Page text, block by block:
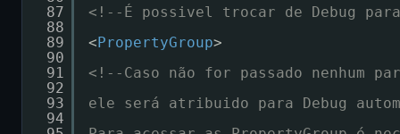
87
88
89
90
91
92
93
94
<!--É possivel trocar de Debug para
<PropertyGroup>
<!--Caso não for passado nenhum
ele será atribuido para Debug